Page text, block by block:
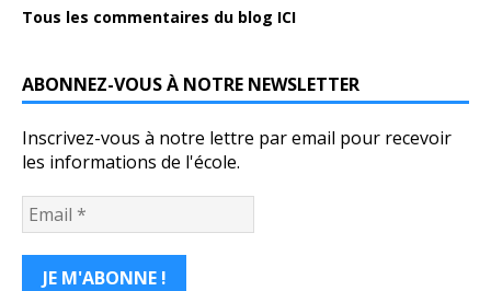
Tous les commentaires du blog ICI
ABONNEZ-VOUS À NOTRE NEWSLETTER
Inscrivez-vous à notre lettre par email pour recevoir
les informations de l'école.